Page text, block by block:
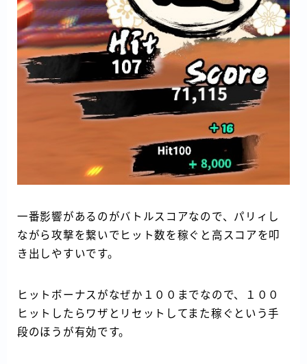
一番影響があるのがバトルスコアなので、パリィし
ながら攻撃を繋いでヒット数を稼ぐと高スコアを叩
き出しやすいです。
ヒットボーナスがなぜか１００までなので、１００
ヒットしたらワザとリセットしてまた稼ぐという手
段のほうが有効です。